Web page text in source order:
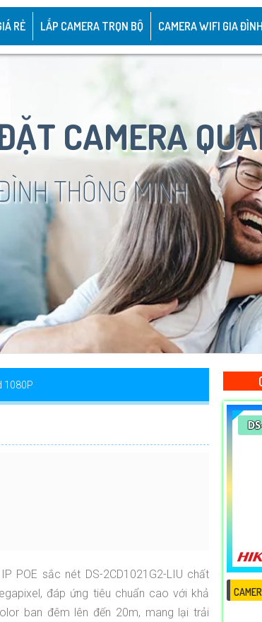
RẺ LẮP CAMERA TRỌN BỘ CAMERA WIFI GIA ĐÌNH
CAMERA
THÔNG MINH
1080P
POE sắc nét DS-2CD1021G2-LIU chất
đáp ứng tiêu chuẩn cao với khả
ban đêm lên đến 20m, mang lại trải